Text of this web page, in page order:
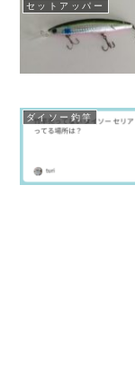
セットアッパー
ダイソー釣竿